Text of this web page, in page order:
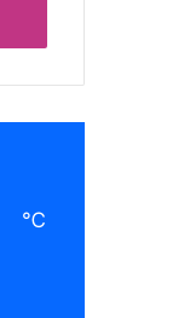
℃